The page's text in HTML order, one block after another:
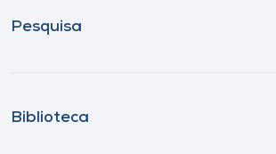
Pesquisa
Biblioteca